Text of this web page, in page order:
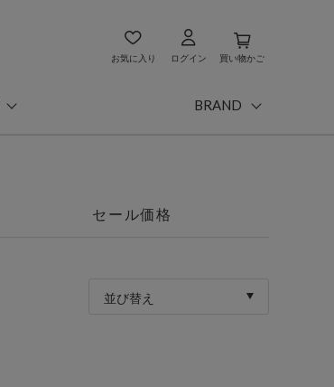
お気に入り ログイン 買い物かご
BRAND
セール価格
並び替え